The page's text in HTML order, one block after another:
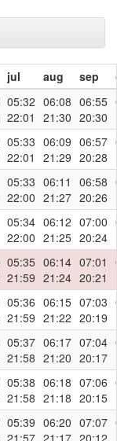
jul aug sep
05:32
22:01
06:08
21:30
06:55
20:30
05:33
22:01
06:09
21:29
06:57
20:28
05:33
22:00
06:11
21:27
06:58
20:26
05:34
22:00
06:12
21:25
07:00
20:24
05:35
21:59
06:14
21:24
07:01
20:21
05:36
21:59
06:15
21:22
07:03
20:19
05:37
21:58
06:17
21:20
07:04
20:17
05:38
21:58
06:18
21:18
07:06
20:15
05:39
21:57
06:20
21:17
07:07
20:12